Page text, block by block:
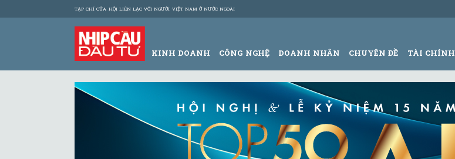
TẠP CHÍ CỦA HỘI LIÊN LẠC VỚI NGƯỜI VIỆT NAM Ở NƯỚC NGOÀI
KINH DOANH CÔNG NGHỆ DOANH NHÂN CHUYÊN ĐỀ TÀI CHÍNH